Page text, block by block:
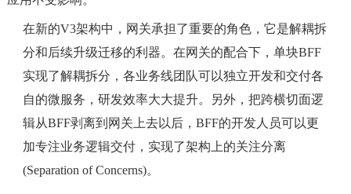
在新的V3架构中，网关承担了重要的角色，它是解耦拆
分和后续升级迁移的利器。在网关的配合下，单块BFF
实现了解耦拆分，各业务线团队可以独立开发和交付各
自的微服务，研发效率大大提升。另外，把跨横切面逻
辑从BFF剥离到网关上去以后，BFF的开发人员可以更
加专注业务逻辑交付，实现了架构上的关注分离
(Separation of Concerns)。